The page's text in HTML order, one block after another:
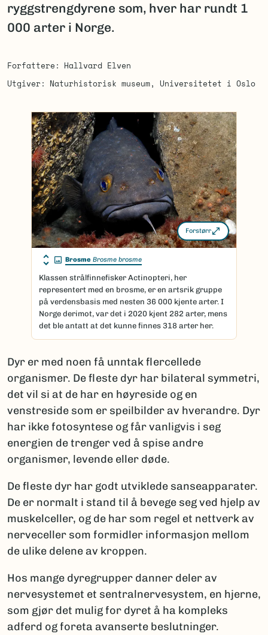
ryggstrengdyrene som, hver har rundt 1
000 arter i Norge.
Forfattere
Hallvard Elven
Utgiver
Naturhistorisk museum, Universitetet i Oslo
Forstørr
Brosme Brosme brosme
Klassen strålfinnefisker Actinopteri, her
representert med en brosme, er en artsrik gruppe
på verdensbasis med nesten 36 000 kjente arter. I
Norge derimot, var det i 2020 kjent 282 arter, mens
det ble antatt at det kunne finnes 318 arter her.
Dyr er med noen få unntak flercellede
organismer. De fleste dyr har bilateral symmetri,
det vil si at de har en høyreside og en
venstreside som er speilbilder av hverandre. Dyr
har ikke fotosyntese og får vanligvis i seg
energien de trenger ved å spise andre
organismer, levende eller døde.
De fleste dyr har godt utviklede sanseapparater.
De er normalt i stand til å bevege seg ved hjelp av
muskelceller, og de har som regel et nettverk av
nerveceller som formidler informasjon mellom
de ulike delene av kroppen.
Hos mange dyregrupper danner deler av
nervesystemet et sentralnervesystem, en hjerne,
som gjør det mulig for dyret å ha kompleks
adferd og foreta avanserte beslutninger.